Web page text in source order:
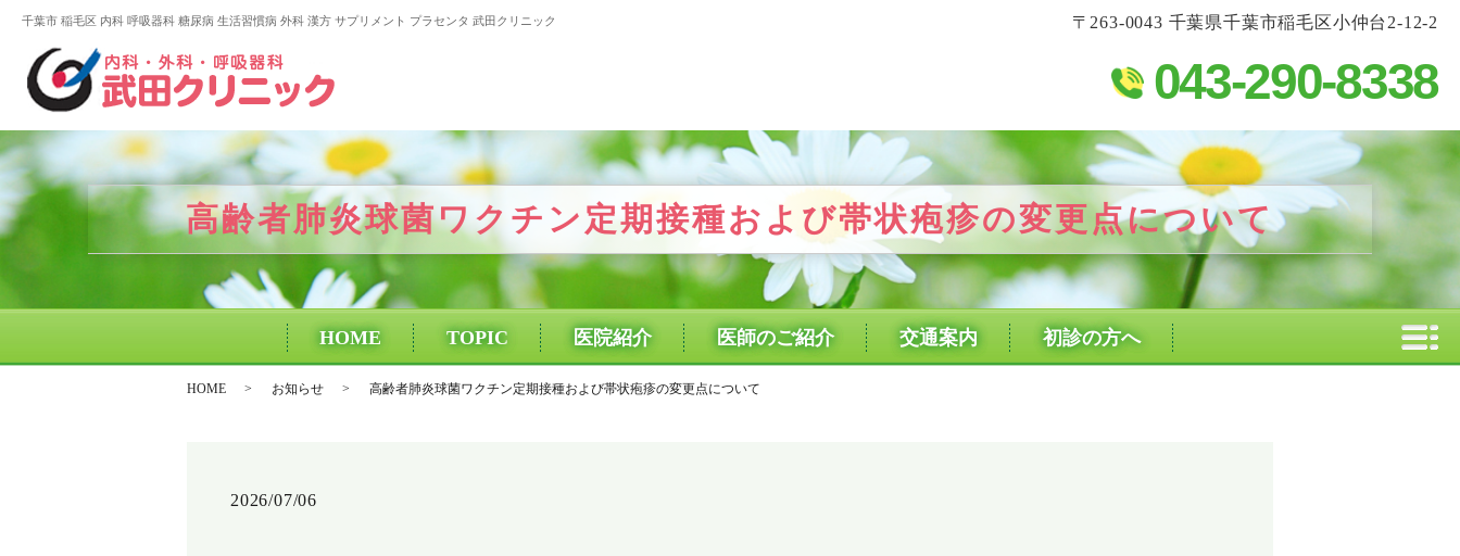
千葉市 稲毛区 内科 呼吸器科 糖尿病 生活習慣病 外科 漢方 サプリメント プラセンタ 武田クリニック 〒263-0043 千葉県千葉市稲毛区小仲台2-12-2
043-290-8338
高齢者肺炎球菌ワクチン定期接種および帯状疱疹の変更点について
HOME TOPIC 医院紹介 医師のご紹介 交通案内 初診の方へ
HOME お知らせ 高齢者肺炎球菌ワクチン定期接種および帯状疱疹の変更点について
2026/07/06